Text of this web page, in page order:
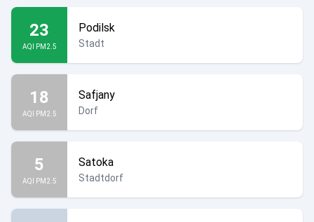
23
AQI PM2.5
Podilsk
Stadt
18
AQI PM2.5
Safjany
Dorf
5
AQI PM2.5
Satoka
Stadtdorf